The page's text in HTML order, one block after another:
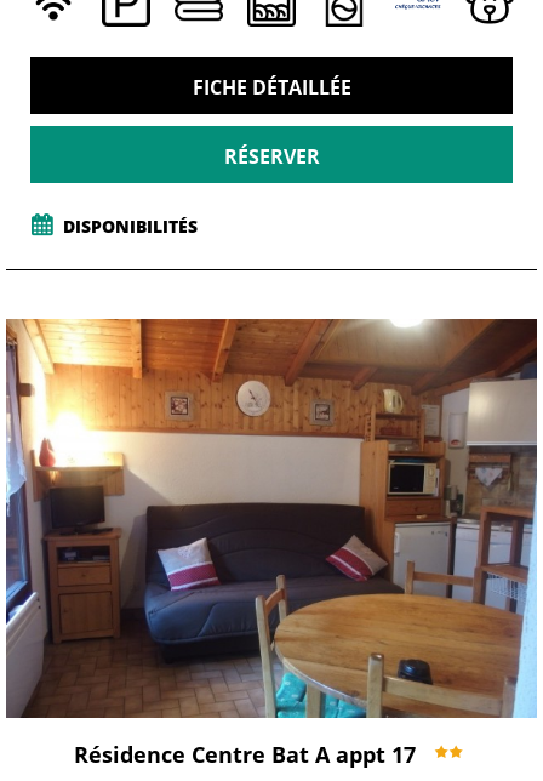
FICHE DÉTAILLÉE
RÉSERVER
DISPONIBILITÉS
Résidence Centre Bat A appt 17